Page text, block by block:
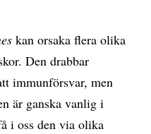
kan orsaka flera olika
Den drabbar
immunförsvar, men
är ganska vanlig i
i oss den via olika